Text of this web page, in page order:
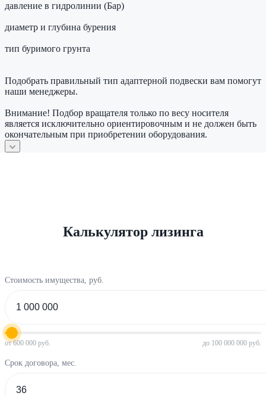
давление в гидролинии (Бар)
диаметр и глубина бурения
тип буримого грунта
Подобрать правильный тип адаптерной подвески вам помогут
наши менеджеры.
Внимание! Подбор вращателя только по весу носителя
является исключительно ориентировочным и не должен быть
окончательным при приобретении оборудования.
Калькулятор лизинга
Стоимость имущества, руб.
от 600 000 руб. до 100 000 000 руб.
Срок договора, мес.